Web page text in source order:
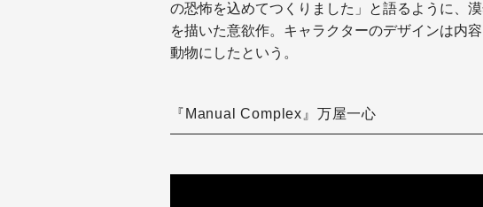
の恐怖を込めてつくりました」と語るように、
を描いた意欲作。キャラクターのデザインは内
動物にしたという。
『Manual Complex』万屋一心